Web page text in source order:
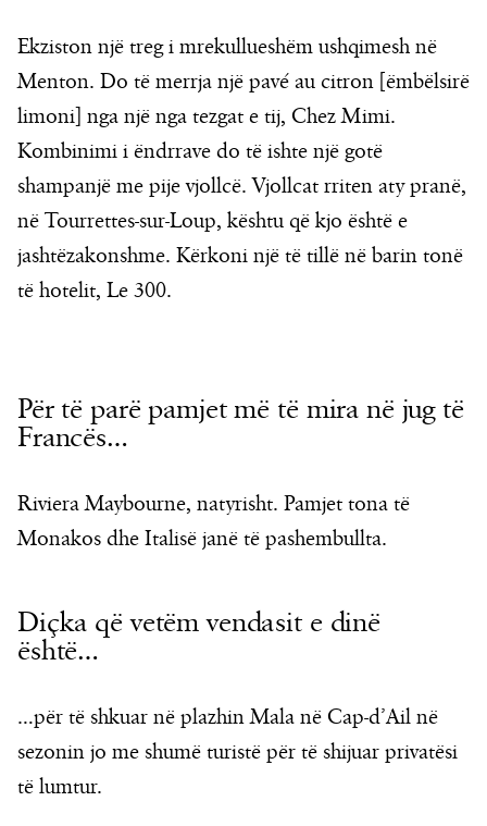
Ekziston një treg i mrekullueshëm ushqimesh në
Menton. Do të merrja një pavé au citron [ëmbëlsirë
limoni] nga një nga tezgat e tij, Chez Mimi.
Kombinimi i ëndrrave do të ishte një gotë
shampanjë me pije vjollcë. Vjollcat rriten aty pranë,
në Tourrettes-sur-Loup, kështu që kjo është e
jashtëzakonshme. Kërkoni një të tillë në barin tonë
të hotelit, Le 300.
Për të parë pamjet më të mira në jug të
Francës…
Riviera Maybourne, natyrisht. Pamjet tona të
Monakos dhe Italisë janë të pashembullta.
Diçka që vetëm vendasit e dinë
është…
…për të shkuar në plazhin Mala në Cap-d’Ail në
sezonin jo me shumë turistë për të shijuar privatësi
të lumtur.